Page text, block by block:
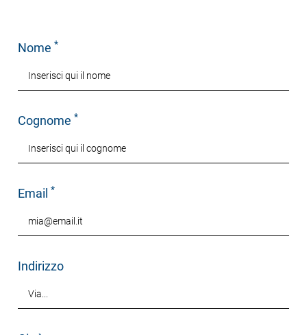
Nome*
Cognome*
Email*
Indirizzo